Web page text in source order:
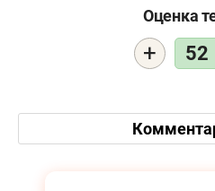
Оценка
+ 52